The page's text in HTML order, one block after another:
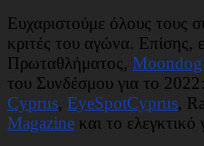
Ευχαριστούμε όλους τους
κριτές του αγώνα. Επίσης,
Πρωταθλήματος,
του Συνδέσμου για το 2022:
Cyprus, EyeSpotCyprus,
Magazine και το